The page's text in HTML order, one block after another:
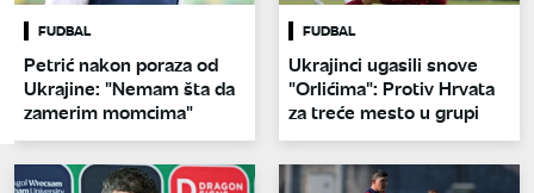
FUDBAL
Petrić nakon poraza od
Ukrajine: "Nemam šta da
zamerim momcima"
FUDBAL
Ukrajinci ugasili snove
"Orlićima": Protiv Hrvata
za treće mesto u grupi